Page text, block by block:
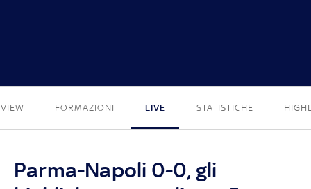
FORMAZIONI LIVE STATISTICHE
Parma-Napoli 0-0, gli